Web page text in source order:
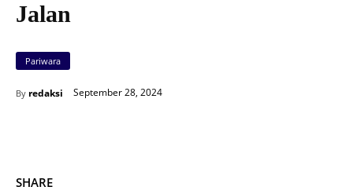
Jalan
Pariwara
By redaksi September 28, 2024
SHARE